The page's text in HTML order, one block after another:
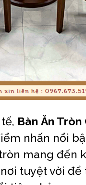
Bàn Ăn Tròn
nhấn nổi
mang đến
tuyệt vời